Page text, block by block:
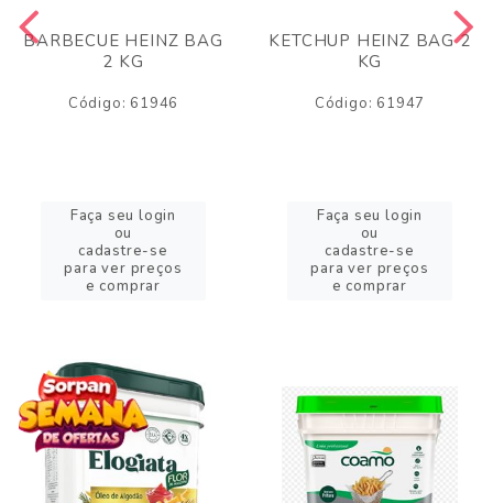
BARBECUE HEINZ BAG
2 KG
Código: 61946
Faça seu login
ou
cadastre-se
para ver preços
e comprar
KETCHUP HEINZ BAG 2
KG
Código: 61947
Faça seu login
ou
cadastre-se
para ver preços
e comprar